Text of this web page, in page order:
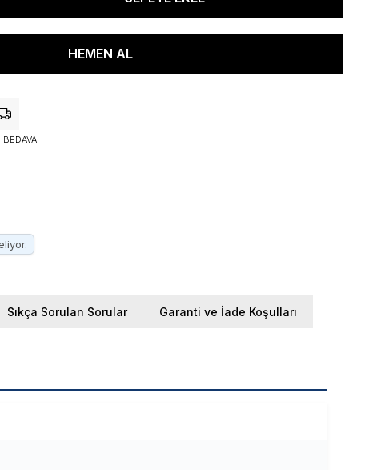
BEDAVA
Sıkça Sorulan Sorular Garanti ve İade Koşulları